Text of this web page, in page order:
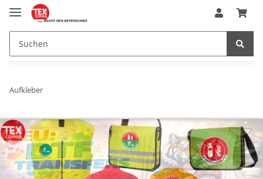
Aufkleber